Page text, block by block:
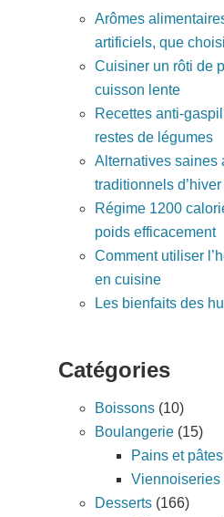
Arômes
artificiels, que
Cuisiner un rôti de
cuisson lente
Recettes anti-
restes de légumes
Alternatives saines
traditionnels d’hiver
Régime 1200
poids efficacement
Comment utiliser
en cuisine
Les bienfaits des
Catégories
Boissons (10)
Boulangerie (15)
Pains et pâtes
Viennoiseries
Desserts (166)